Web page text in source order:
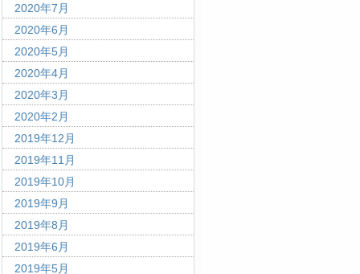
2020年7月
2020年6月
2020年5月
2020年4月
2020年3月
2020年2月
2019年12月
2019年11月
2019年10月
2019年9月
2019年8月
2019年6月
2019年5月